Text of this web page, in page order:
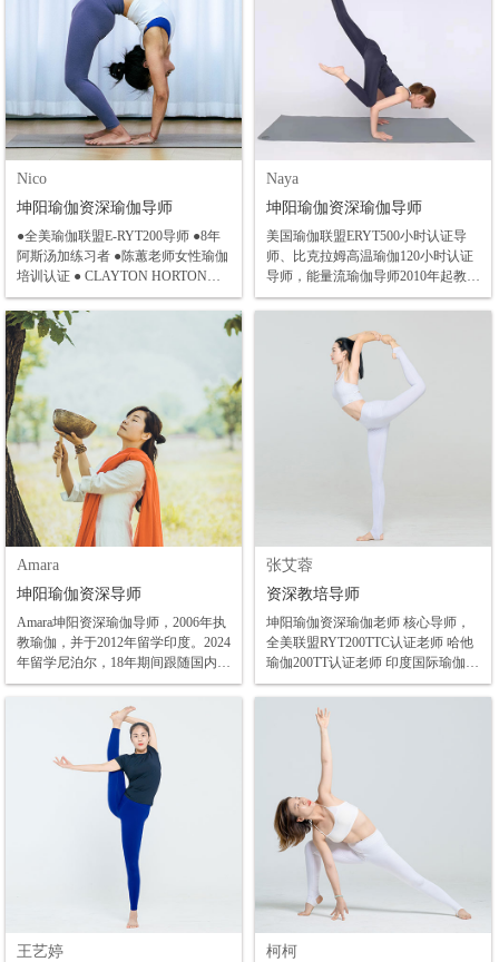
时培训 求实瑜伽学院精准正位80小
时培训 求实瑜伽学院流瑜伽50小时
培训 深度康复普拉提大器械50小时
全场馆培训
Nico
坤阳瑜伽资深瑜伽导师
●全美瑜伽联盟E-RYT200导师 ●8年
阿斯汤加练习者 ●陈蕙老师女性瑜伽
培训认证 ● CLAYTON HORTON老
师阿斯汤加认证 ●安老师流瑜伽工作
坊 ●阿斯汤加西班牙老师工作坊 ●阿
斯汤加二序列工作坊 ●阿斯汤加7年
研习和教学 ●世界美业大会形象设计
金奖 ●美业新理事禅文化专业委员会
理事 ●娱乐圈明星指定专业顾问
Naya
坤阳瑜伽资深瑜伽导师
美国瑜伽联盟ERYT500小时认证导
师、比克拉姆高温瑜伽120小时认证
导师，能量流瑜伽导师2010年起教学
至今，在北京，上海从事瑜伽RYT教
培导师 擅长，哈他，创意流，运动
解刨，精准顺位教学。
Amara
坤阳瑜伽资深导师
Amara坤阳资深瑜伽导师，2006年执
教瑜伽，并于2012年留学印度。2024
年留学尼泊尔，18年期间跟随国内外
名师全面系统学习艾扬格瑜伽、流瑜
伽、阴瑜伽、阿斯汤伽瑜伽、高温瑜
伽、孕妇瑜伽、颂钵疗愈、冥想等，
精通各个流派和呼吸法，对瑜伽私教
理疗及瑜伽教师培训有着丰富的经
验，培养了诸多优秀的瑜伽老师。
张艾蓉
资深教培导师
坤阳瑜伽资深瑜伽老师 核心导师，
全美联盟RYT200TTC认证老师 哈他
瑜伽200TT认证老师 印度国际瑜伽学
府--KYM学院100小时认证老师 刘希
营专业认证 体态调整专业认证 产后
修复专业认证
王艺婷 柯柯